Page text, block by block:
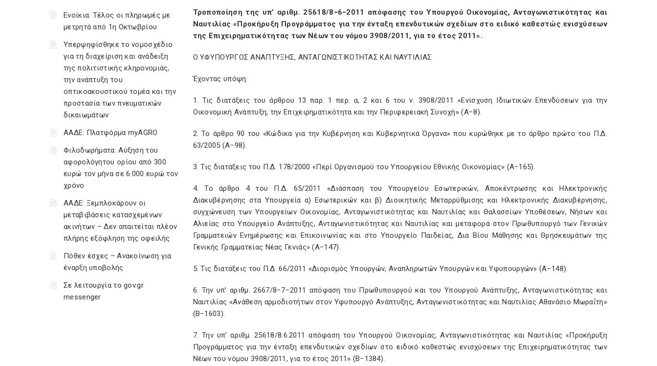
Ενοίκια: Τέλος οι πληρωμές με
μετρητά από 1η Οκτωβρίου
Υπερψηφίσθηκε το νομοσχέδιο
για τη διαχείριση και ανάδειξη
της πολιτιστικής κληρονομιάς,
την ανάπτυξη του
οπτικοακουστικού τομέα και την
προστασία των πνευματικών
δικαιωμάτων
ΑΑΔΕ: Πλατφόρμα myAGRO
Φιλοδωρήματα: Αύξηση του
αφορολόγητου ορίου από 300
ευρώ τον μήνα σε 6.000 ευρώ τον
χρόνο
ΑΑΔΕ: Ξεμπλοκάρουν οι
μεταβιβάσεις κατασχεμένων
ακινήτων – Δεν απαιτείται πλέον
πλήρης εξόφληση της οφειλής
Πόθεν έσχες – Ανακοίνωση για
έναρξη υποβολής
Σε λειτουργία το gov.gr
messenger
Τροποποίηση της υπ’ αριθμ. 25618/8−6−2011 απόφασης του Υπουργού Οικονομίας, Ανταγωνιστικότητας και
Ναυτιλίας «Προκήρυξη Προγράμματος για την ένταξη επενδυτικών σχεδίων στο ειδικό καθεστώς ενισχύσεων
της Επιχειρηματικότητας των Νέων του νόμου 3908/2011, για το έτος 2011».
Ο ΥΦΥΠΟΥΡΓΟΣ ΑΝΑΠΤΥΞΗΣ, ΑΝΤΑΓΩΝΙΣΤΙΚΟΤΗΤΑΣ ΚΑΙ ΝΑΥΤΙΛΙΑΣ
Έχοντας υπόψη:
1. Τις διατάξεις του άρθρου 13 παρ. 1 περ. α, 2 και 6 του ν. 3908/2011 «Ενίσχυση Ιδιωτικών Επενδύσεων για την
Οικονομική Ανάπτυξη, την Επιχειρηματικότητα και την Περιφερειακή Συνοχή» (Α−8).
2. Το άρθρο 90 του «Κώδικα για την Κυβέρνηση και Κυβερνητικά Όργανα» που κυρώθηκε με το άρθρο πρώτο του Π.Δ.
63/2005 (Α−98).
3. Τις διατάξεις του Π.Δ. 178/2000 «Περί Οργανισμού του Υπουργείου Εθνικής Οικονομίας» (Α−165).
4. Το άρθρο 4 του Π.Δ. 65/2011 «Διάσπαση του Υπουργείου Εσωτερικών, Αποκέντρωσης και Ηλεκτρονικής
Διακυβέρνησης στα Υπουργεία α) Εσωτερικών και β) Διοικητικής Μεταρρύθμισης και Ηλεκτρονικής Διακυβέρνησης,
συγχώνευση των Υπουργείων Οικονομίας, Ανταγωνιστικότητας και Ναυτιλίας και Θαλασσίων Υποθέσεων, Νήσων και
Αλιείας στο Υπουργείο Ανάπτυξης, Ανταγωνιστικότητας και Ναυτιλίας και μεταφορά στον Πρωθυπουργό των Γενικών
Γραμματειών Ενημέρωσης και Επικοινωνίας και στο Υπουργείο Παιδείας, Δια Βίου Μάθησης και Θρησκευμάτων της
Γενικής Γραμματείας Νέας Γενιάς» (Α−147).
5. Τις διατάξεις του Π.Δ. 66/2011 «Διορισμός Υπουργών, Αναπληρωτών Υπουργών και Υφυπουργών» (Α−148).
6. Την υπ’ αριθμ. 2667/8−7−2011 απόφαση του Πρωθυπουργού και του Υπουργού Ανάπτυξης, Ανταγωνιστικότητας και
Ναυτιλίας «Ανάθεση αρμοδιοτήτων στον Υφυπουργό Ανάπτυξης, Ανταγωνιστικότητας και Ναυτιλίας Αθανάσιο Μωραΐτη»
(Β−1603).
7. Την υπ’ αριθμ. 25618/8.6.2011 απόφαση του Υπουργού Οικονομίας, Ανταγωνιστικότητας και Ναυτιλίας «Προκήρυξη
Προγράμματος για την ένταξη επενδυτικών σχεδίων στο ειδικό καθεστώς ενισχύσεων της Επιχειρηματικότητας των
Νέων του νόμου 3908/2011, για το έτος 2011» (Β−1384).